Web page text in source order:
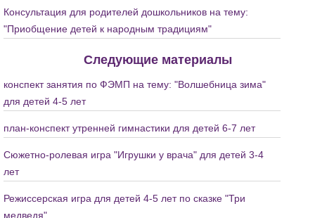
Консультация для родителей дошкольников на тему:
"Приобщение детей к народным традициям"
Следующие материалы
конспект занятия по ФЭМП на тему: "Волшебница зима"
для детей 4-5 лет
план-конспект утренней гимнастики для детей 6-7 лет
Сюжетно-ролевая игра "Игрушки у врача" для детей 3-4
лет
Режиссерская игра для детей 4-5 лет по сказке "Три
медведя"